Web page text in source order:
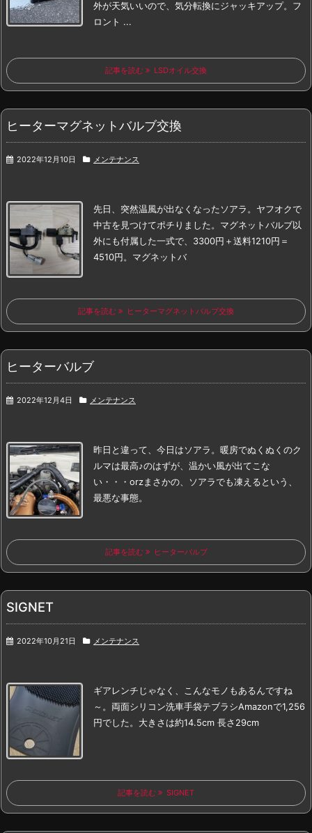
外が天気いいので、気分転換にジャッキアップ。 フ
ロント ...
記事を読む LSDオイル交換
ヒーターマグネットバルブ交換
2022年12月10日 メンテナンス
先日、突然温風が出なくなったソアラ。 ヤフオクで
中古を見つけてポチりました。 マグネットバルブ以
外にも付属した一式で、3300円＋送料1210円＝
4510円。 マグネットバ
記事を読む ヒーターマグネットバルブ交換
ヒーターバルブ
2022年12月4日 メンテナンス
昨日と違って、今日はソアラ。 暖房でぬくぬくのク
ルマは最高♪のはずが、温かい風が出てこな
い・・・orzまさかの、ソアラでも凍えるという、
最悪な事態。
記事を読む ヒーターバルブ
SIGNET
2022年10月21日 メンテナンス
ギアレンチじゃなく、こんなモノもあるんですね
～。 両面シリコン洗車手袋テブラシAmazonで1,256
円でした。 大きさは約14.5cm 長さ29cm
記事を読む SIGNET